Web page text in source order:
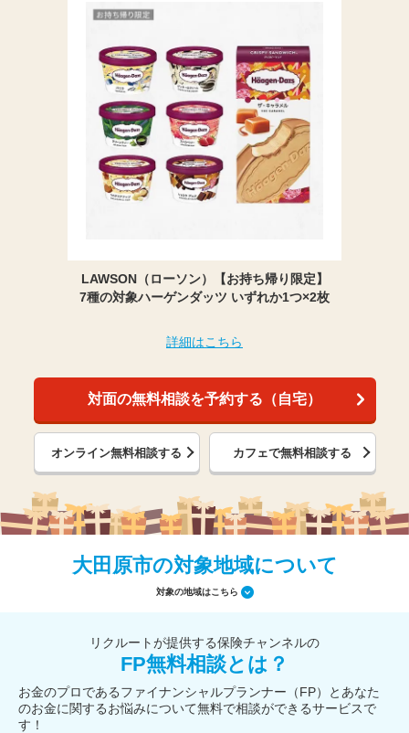
LAWSON（ローソン）【お持ち帰り限定】
7種の対象ハーゲンダッツ いずれか1つ×2枚
詳細はこちら
対面の無料相談を予約する（自宅）
オンライン無料相談する カフェで無料相談する
大田原市の対象地域について
対象の地域はこちら
リクルートが提供する保険チャンネルの
FP無料相談とは？
お金のプロであるファイナンシャルプランナー（FP）とあなた
のお金に関するお悩みについて無料で相談ができるサービスで
す！